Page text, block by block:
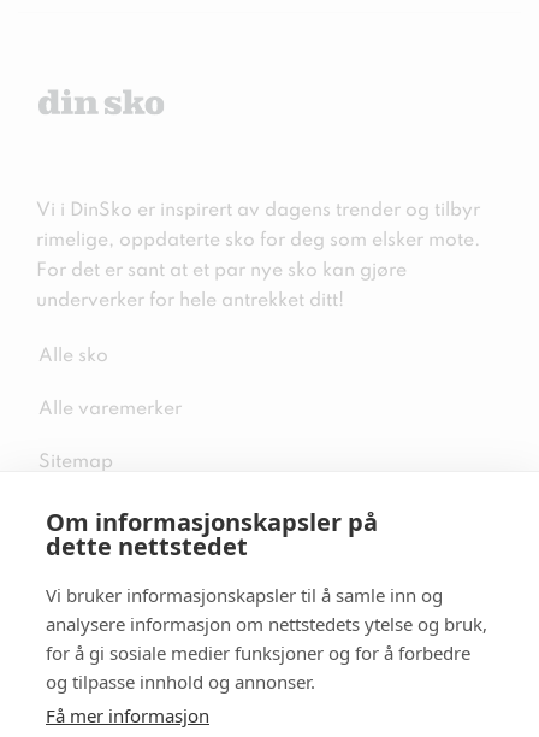
Om informasjonskapsler på
dette nettstedet
Vi bruker informasjonskapsler til å samle inn og
analysere informasjon om nettstedets ytelse og bruk,
for å gi sosiale medier funksjoner og for å forbedre
og tilpasse innhold og annonser.
Få mer informasjon
Vi i DinSko er inspirert av dagens trender og tilbyr
rimelige, oppdaterte sko for deg som elsker mote.
For det er sant at et par nye sko kan gjøre
underverker for hele antrekket ditt!
Alle sko
Alle varemerker
Sitemap
Følg oss i sosiale medier